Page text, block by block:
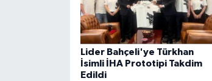
Lider Bahçeli'ye Türkhan
İsimli İHA Prototipi Takdim
Edildi